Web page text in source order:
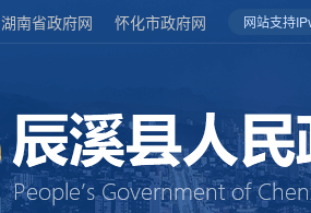
湖南省政府网 怀化市政府网 网站支持